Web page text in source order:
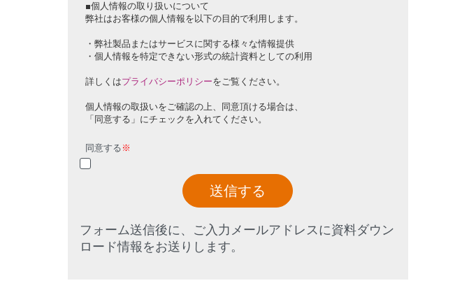
■個人情報の取り扱いについて
弊社はお客様の個人情報を以下の目的で利用します。
・弊社製品またはサービスに関する様々な情報提供
・個人情報を特定できない形式の統計資料としての利用
詳しくはプライバシーポリシーをご覧ください。
個人情報の取扱いをご確認の上、同意頂ける場合は、
「同意する」にチェックを入れてください。
同意する ※
送信する
フォーム送信後に、ご入力メールアドレスに資料ダウン
ロード情報をお送りします。